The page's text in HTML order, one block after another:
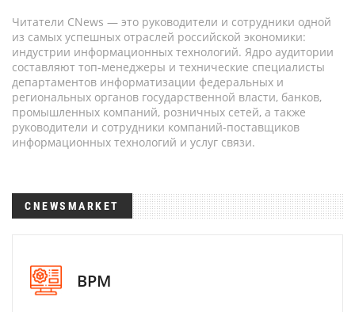
Читатели CNews — это руководители и сотрудники одной
из самых успешных отраслей российской экономики:
индустрии информационных технологий. Ядро аудитории
составляют топ-менеджеры и технические специалисты
департаментов информатизации федеральных и
региональных органов государственной власти, банков,
промышленных компаний, розничных сетей, а также
руководители и сотрудники компаний-поставщиков
информационных технологий и услуг связи.
CNEWSMARKET
BPM